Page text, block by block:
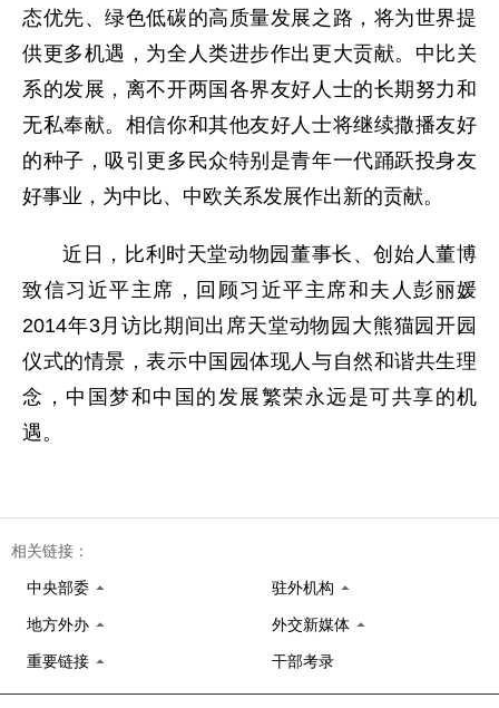
态优先、绿色低碳的高质量发展之路，将为世界提
供更多机遇，为全人类进步作出更大贡献。中比关
系的发展，离不开两国各界友好人士的长期努力和
无私奉献。相信你和其他友好人士将继续撒播友好
的种子，吸引更多民众特别是青年一代踊跃投身友
好事业，为中比、中欧关系发展作出新的贡献。
近日，比利时天堂动物园董事长、创始人董博
致信习近平主席，回顾习近平主席和夫人彭丽媛
2014年3月访比期间出席天堂动物园大熊猫园开园
仪式的情景，表示中国园体现人与自然和谐共生理
念，中国梦和中国的发展繁荣永远是可共享的机
遇。
相关链接：
中央部委 驻外机构
地方外办 外交新媒体
重要链接 干部考录